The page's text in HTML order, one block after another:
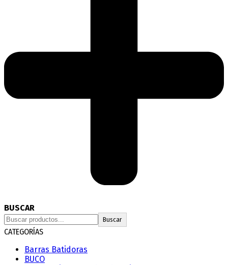
BUSCAR
Buscar
CATEGORÍAS
Barras Batidoras
BUCO